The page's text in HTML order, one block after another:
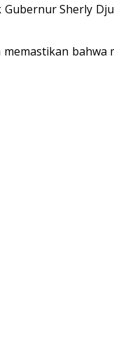
Sherly
bahwa